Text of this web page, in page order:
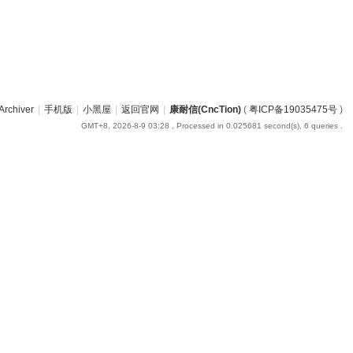
| 手机版 | 小黑屋 | 返回官网 | 康耐信(CncTion)( 粤ICP备19035475号)
GMT+8, 2026-8-9 03:28 , Processed in 0.025681 second(s), 6 queries .